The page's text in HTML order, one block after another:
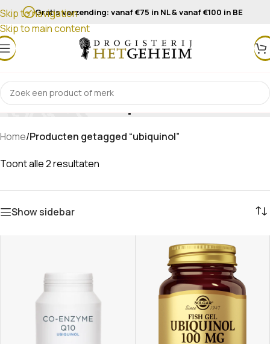
Skip to navigation
Skip to main content
Gratis verzending: vanaf €75 in NL & vanaf €100 in BE
ubiquinol
Home/Producten getagged “ubiquinol”
Toont alle 2 resultaten
Show sidebar